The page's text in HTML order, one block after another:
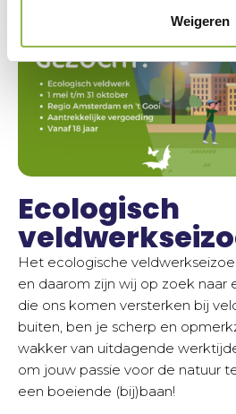
Weigeren
Ecologisch
Het ecologische
en daarom zijn wij op zoek naar
die ons komen versterken bij
buiten, ben je scherp en
wakker van uitdagende
om jouw passie voor de natuur
een boeiende (bij)baan!